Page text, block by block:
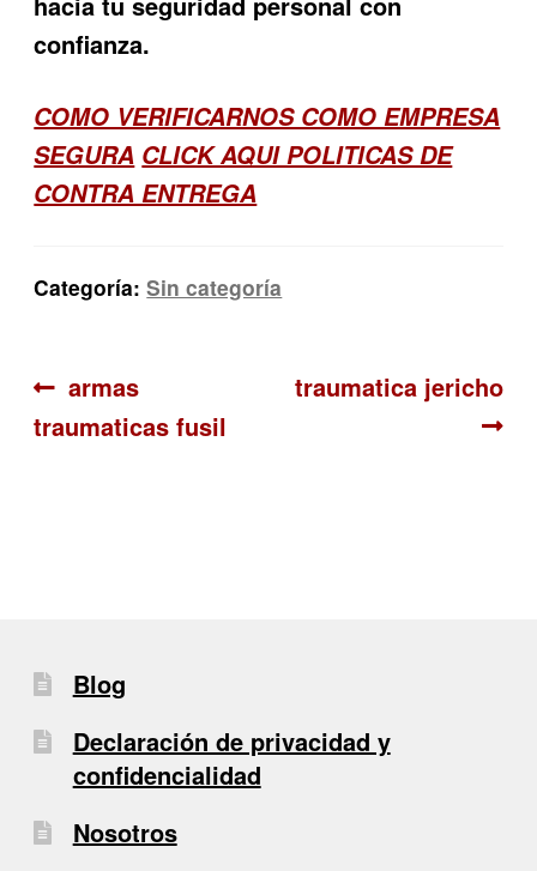
confianza.
COMO VERIFICARNOS COMO EMPRESA
SEGURA CLICK AQUI POLITICAS DE
CONTRA ENTREGA
Categoría:Sin categoría
Navegación
de
Anterior:
armas
traumaticas fusil
Siguiente:
traumatica jericho
Blog
Declaración de privacidad y
confidencialidad
Nosotros